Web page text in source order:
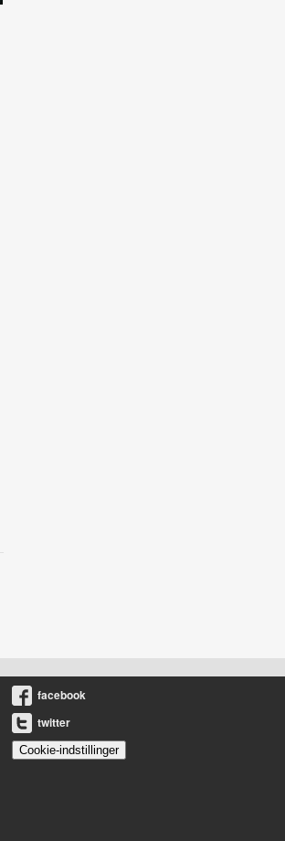
facebook
twitter
Cookie-indstillinger